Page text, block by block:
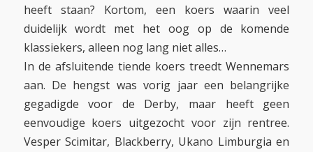
heeft staan? Kortom, een koers waarin veel
duidelijk wordt met het oog op de komende
klassiekers, alleen nog lang niet alles…
In de afsluitende tiende koers treedt Wennemars
aan. De hengst was vorig jaar een belangrijke
gegadigde voor de Derby, maar heeft geen
eenvoudige koers uitgezocht voor zijn rentree.
Vesper Scimitar, Blackberry, Ukano Limburgia en